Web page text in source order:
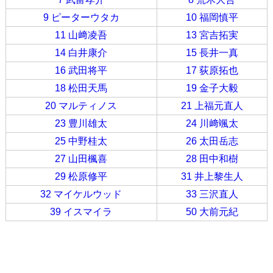
9 ピーターウタカ
10 福岡慎平
11 山﨑凌吾
13 宮吉拓実
14 白井康介
15 長井一真
16 武田将平
17 荻原拓也
18 松田天馬
19 金子大毅
20 マルティノス
21 上福元直人
23 豊川雄太
24 川﨑颯太
25 中野桂太
26 太田岳志
27 山田楓喜
28 田中和樹
29 松原修平
31 井上黎生人
32 マイケルウッド
33 三沢直人
39 イスマイラ
50 大前元紀